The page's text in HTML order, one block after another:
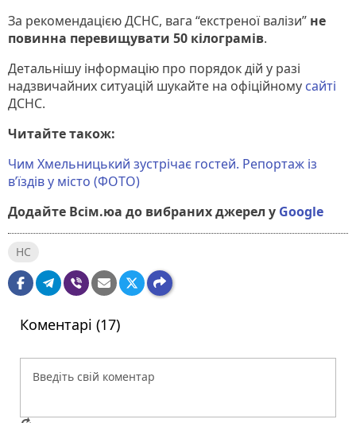
За рекомендацією ДСНС, вага “екстреної валізи” не
повинна перевищувати 50 кілограмів.
Детальнішу інформацію про порядок дій у разі
надзвичайних ситуацій шукайте на офіційному сайті
ДСНС.
Читайте також:
Чим Хмельницький зустрічає гостей. Репортаж із
в’їздів у місто (ФОТО)
Додайте Всім.юа до вибраних джерел у Google
НС
Коментарі (17)